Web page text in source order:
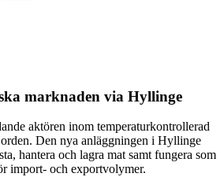
marknaden via Hyllinge
aktören inom temperaturkontrollerad
Den nya anläggningen i Hyllinge
hantera och lagra mat samt fungera som
import- och exportvolymer.